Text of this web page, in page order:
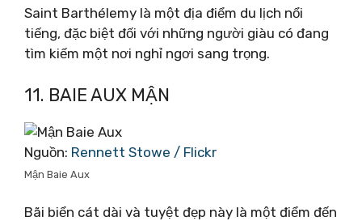
Saint Barthélemy là một địa điểm du lịch nổi
tiếng, đặc biệt đối với những người giàu có đang
tìm kiếm một nơi nghỉ ngơi sang trọng.
11. BAIE AUX MẬN
Nguồn: Rennett Stowe / Flickr
Mận Baie Aux
Bãi biển cát dài và tuyệt đẹp này là một điểm đến